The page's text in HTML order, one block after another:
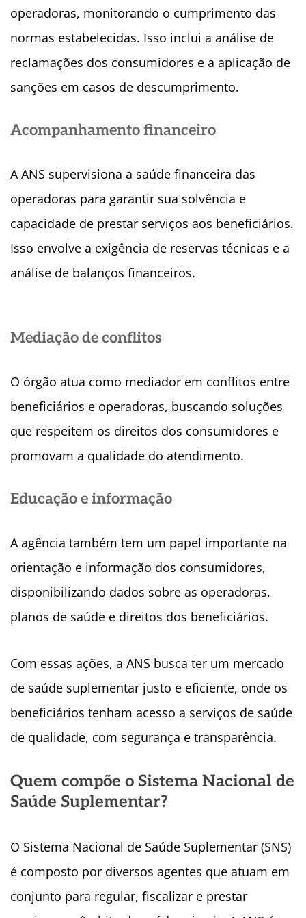
operadoras, monitorando o cumprimento das
normas estabelecidas. Isso inclui a análise de
reclamações dos consumidores e a aplicação de
sanções em casos de descumprimento.
Acompanhamento financeiro
A ANS supervisiona a saúde financeira das
operadoras para garantir sua solvência e
capacidade de prestar serviços aos beneficiários.
Isso envolve a exigência de reservas técnicas e a
análise de balanços financeiros.
Mediação de conflitos
O órgão atua como mediador em conflitos entre
beneficiários e operadoras, buscando soluções
que respeitem os direitos dos consumidores e
promovam a qualidade do atendimento.
Educação e informação
A agência também tem um papel importante na
orientação e informação dos consumidores,
disponibilizando dados sobre as operadoras,
planos de saúde e direitos dos beneficiários.
Com essas ações, a ANS busca ter um mercado
de saúde suplementar justo e eficiente, onde os
beneficiários tenham acesso a serviços de saúde
de qualidade, com segurança e transparência.
Quem compõe o Sistema Nacional de
Saúde Suplementar?
O Sistema Nacional de Saúde Suplementar (SNS)
é composto por diversos agentes que atuam em
conjunto para regular, fiscalizar e prestar